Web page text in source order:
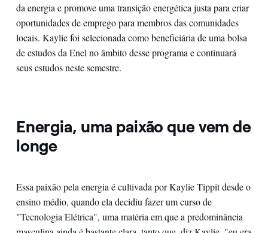
da energia e promove uma transição energética justa para criar
oportunidades de emprego para membros das comunidades
locais. Kaylie foi selecionada como beneficiária de uma bolsa
de estudos da Enel no âmbito desse programa e continuará
seus estudos neste semestre.
Energia, uma paixão que vem de
longe
Essa paixão pela energia é cultivada por Kaylie Tippit desde o
ensino médio, quando ela decidiu fazer um curso de
"Tecnologia Elétrica", uma matéria em que a predominância